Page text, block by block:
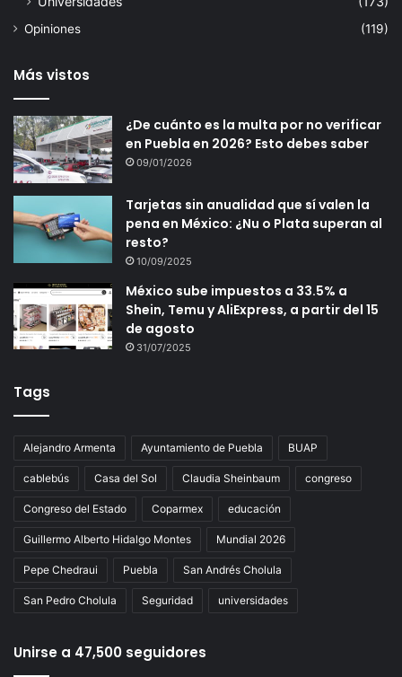
Opiniones (119)
Más vistos
¿De cuánto es la multa por no verificar
en Puebla en 2026? Esto debes saber
09/01/2026
Tarjetas sin anualidad que sí valen la
pena en México: ¿Nu o Plata superan al
resto?
10/09/2025
México sube impuestos a 33.5% a
Shein, Temu y AliExpress, a partir del 15
de agosto
31/07/2025
Tags
Alejandro Armenta Ayuntamiento de Puebla BUAP
cablebús Casa del Sol Claudia Sheinbaum congreso
Congreso del Estado Coparmex educación
Guillermo Alberto Hidalgo Montes Mundial 2026
Pepe Chedraui Puebla San Andrés Cholula
San Pedro Cholula Seguridad universidades
Unirse a 47,500 seguidores